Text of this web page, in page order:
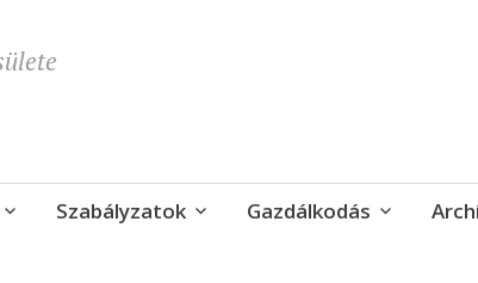
Szabályzatok Gazdálkodás